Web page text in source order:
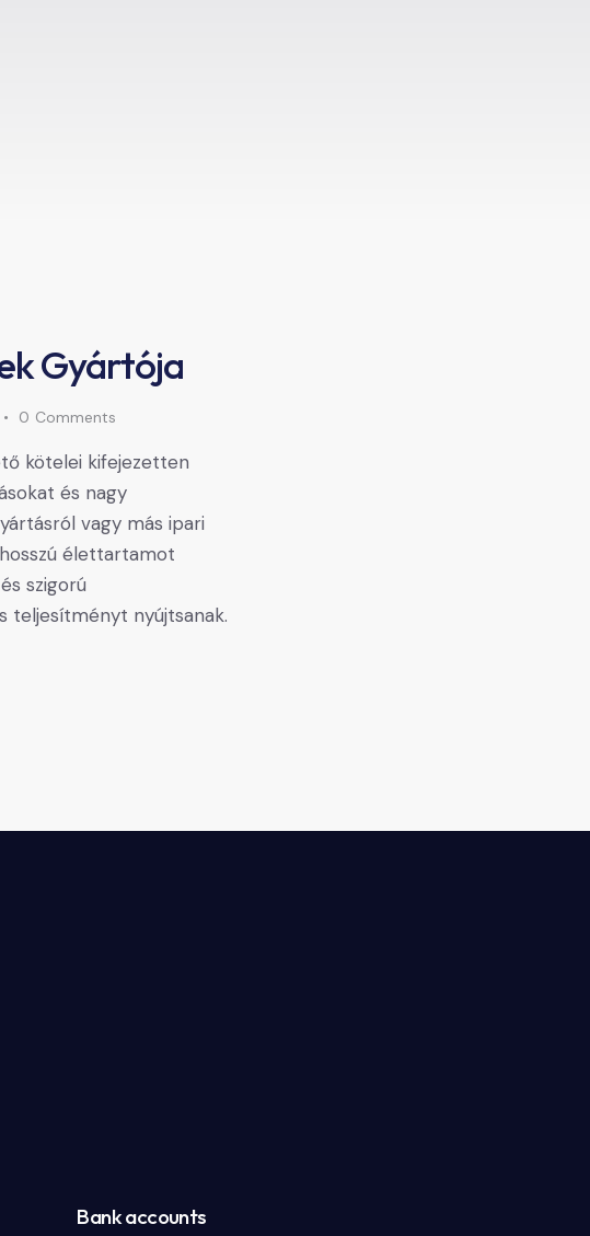
Gyártója
0 Comments
kötelei kifejezetten
és nagy
vagy más ipari
élettartamot
szigorú
teljesítményt nyújtsanak.
Bank accounts